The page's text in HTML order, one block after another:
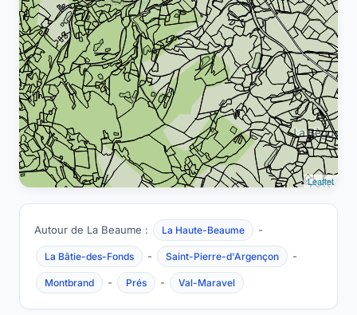
Leaflet
Autour de La Beaume : La Haute-Beaume -
La Bâtie-des-Fonds - Saint-Pierre-d'Argençon -
Montbrand - Prés - Val-Maravel